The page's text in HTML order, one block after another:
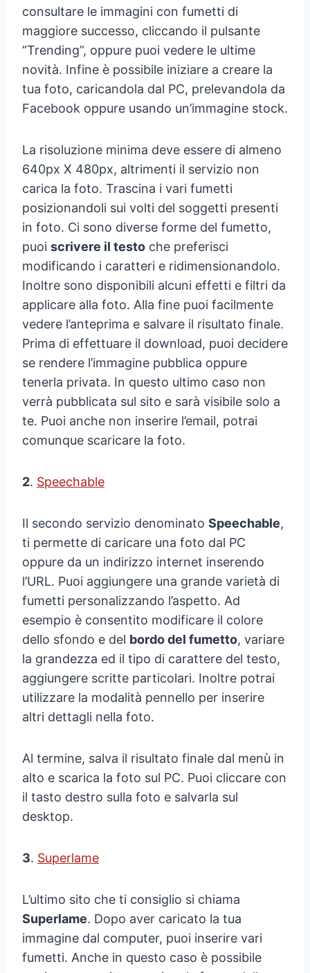
consultare le immagini con fumetti di
maggiore successo, cliccando il pulsante
“Trending”, oppure puoi vedere le ultime
novità. Infine è possibile iniziare a creare la
tua foto, caricandola dal PC, prelevandola da
Facebook oppure usando un’immagine stock.
La risoluzione minima deve essere di almeno
640px X 480px, altrimenti il servizio non
carica la foto. Trascina i vari fumetti
posizionandoli sui volti del soggetti presenti
in foto. Ci sono diverse forme del fumetto,
puoi scrivere il testo che preferisci
modificando i caratteri e ridimensionandolo.
Inoltre sono disponibili alcuni effetti e filtri da
applicare alla foto. Alla fine puoi facilmente
vedere l’anteprima e salvare il risultato finale.
Prima di effettuare il download, puoi decidere
se rendere l’immagine pubblica oppure
tenerla privata. In questo ultimo caso non
verrà pubblicata sul sito e sarà visibile solo a
te. Puoi anche non inserire l’email, potrai
comunque scaricare la foto.
2. Speechable
Il secondo servizio denominato Speechable,
ti permette di caricare una foto dal PC
oppure da un indirizzo internet inserendo
l’URL. Puoi aggiungere una grande varietà di
fumetti personalizzando l’aspetto. Ad
esempio è consentito modificare il colore
dello sfondo e del bordo del fumetto, variare
la grandezza ed il tipo di carattere del testo,
aggiungere scritte particolari. Inoltre potrai
utilizzare la modalità pennello per inserire
altri dettagli nella foto.
Al termine, salva il risultato finale dal menù in
alto e scarica la foto sul PC. Puoi cliccare con
il tasto destro sulla foto e salvarla sul
desktop.
3. Superlame
L’ultimo sito che ti consiglio si chiama
Superlame. Dopo aver caricato la tua
immagine dal computer, puoi inserire vari
fumetti. Anche in questo caso è possibile